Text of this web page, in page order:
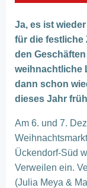
Ja, es ist
für die festliche
den
weihnachtliche
dann schon
dieses Jahr
Am 6. und 7.
Ückendorf-Süd
Verweilen ein.
(Julia Meya &